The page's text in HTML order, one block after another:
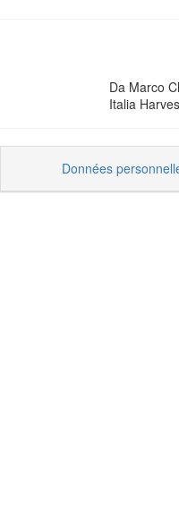
Da Marco
Italia
Données